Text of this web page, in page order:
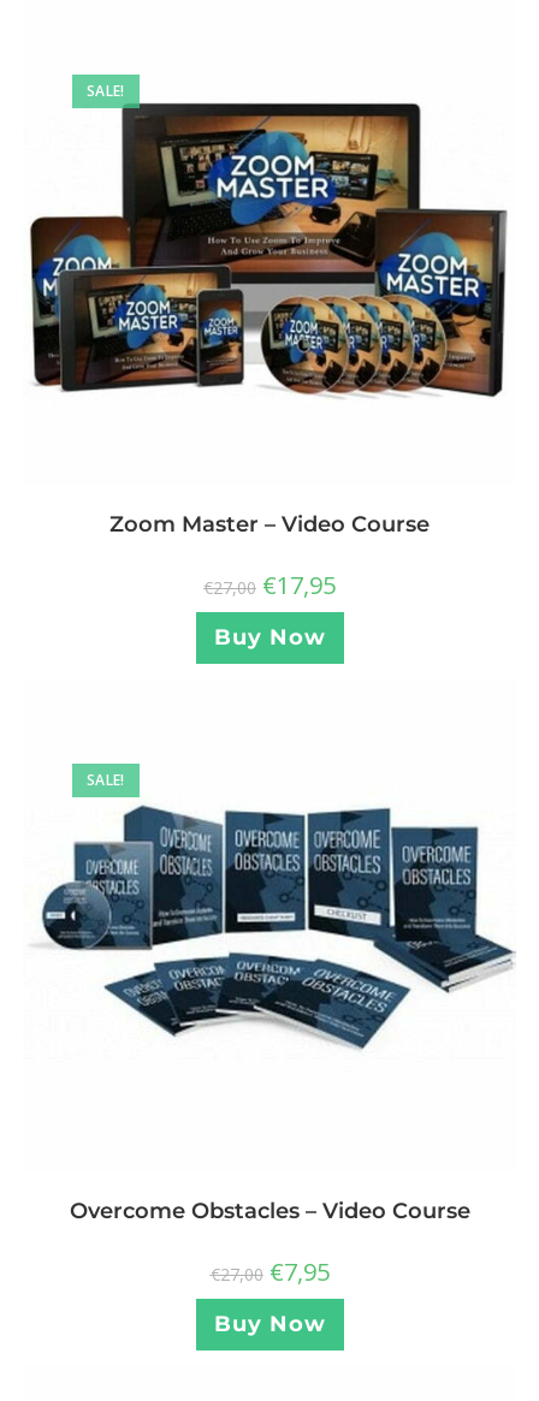
SALE!
Zoom Master – Video Course
€27,00 €17,95
Buy Now
SALE!
Overcome Obstacles – Video Course
€27,00 €7,95
Buy Now